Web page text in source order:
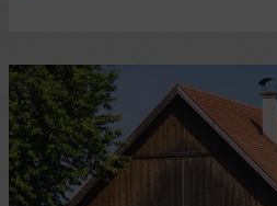
will
die
Kunst
des
Liebens
lernen,